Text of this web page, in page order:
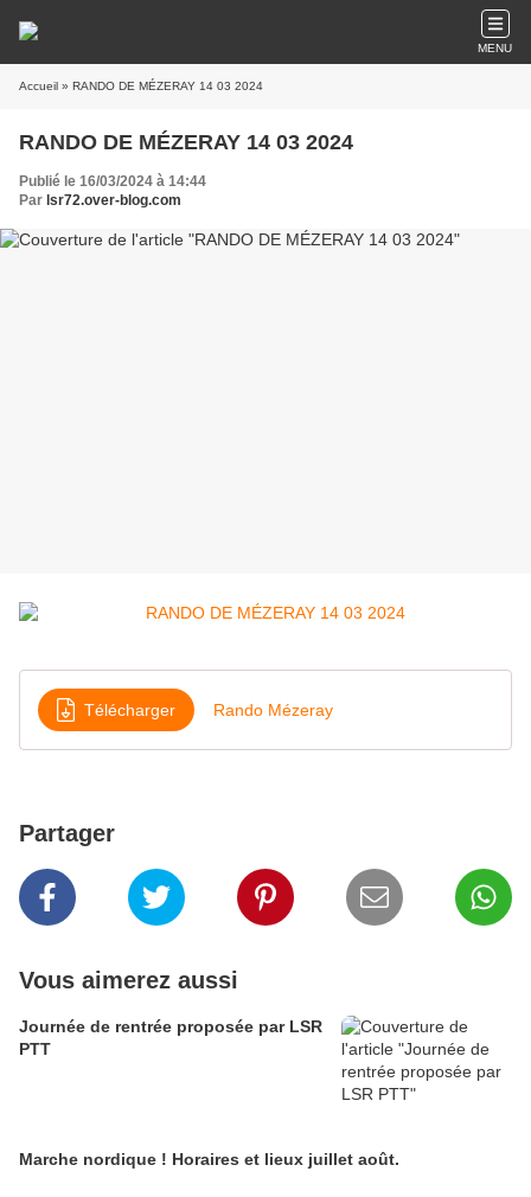
MENU
Accueil » RANDO DE MÉZERAY 14 03 2024
RANDO DE MÉZERAY 14 03 2024
Publié le 16/03/2024 à 14:44
Par lsr72.over-blog.com
Télécharger Rando Mézeray
Partager
Vous aimerez aussi
Journée de rentrée proposée par LSR
PTT
Marche nordique ! Horaires et lieux juillet août.